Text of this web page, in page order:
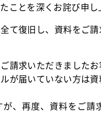
ことを深くお詫び申し
て復旧し、資料をご
請求いただきました
が届いていない方は
、再度、資料をご請